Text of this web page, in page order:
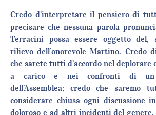
Credo d’interpretare il pensiero di
precisare che nessuna parola
Terracini possa essere oggetto del,
rilievo dell’onorevole Martino. Credo
che sarete tutti d’accordo nel deplorare
a carico e nei confronti di un
dell’Assemblea; credo che saremo
considerare chiusa ogni discussione
doloroso e ad altri incidenti del genere,